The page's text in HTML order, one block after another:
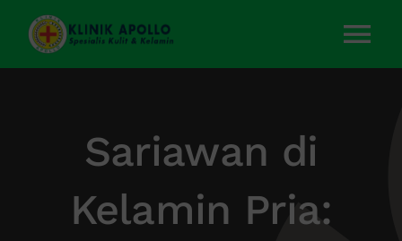
Skip
content
Layanan Kami
Tentang Kami
Sariawan di
Kelamin Pria: